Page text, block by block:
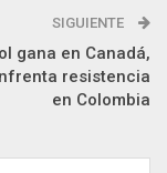
SIGUIENTE
gana en Canadá,
resistencia
en Colombia